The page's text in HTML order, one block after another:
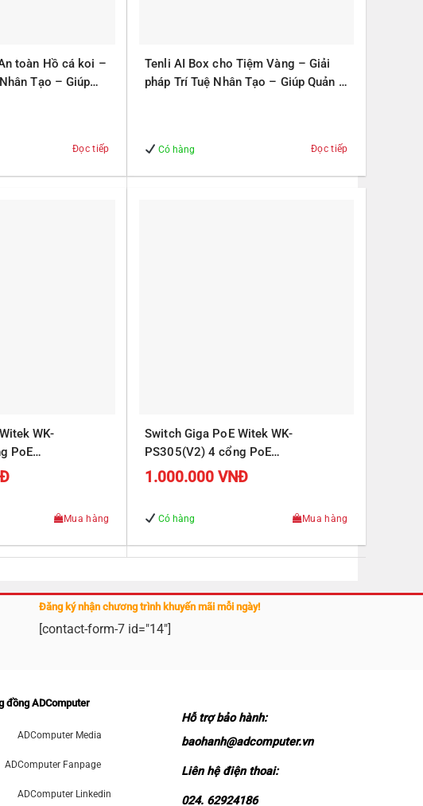
toàn Hồ cá koi –
Tạo – Giúp
Đọc tiếp
Tenli AI Box cho Tiệm Vàng – Giải
pháp Trí Tuệ Nhân Tạo – Giúp Quản lý
Có hàng Đọc tiếp
WK-
PoE
2 cổng RJ45
Mua hàng
Switch Giga PoE Witek WK-
PS305(V2) 4 cổng PoE
10/100/1000Mbps, 1 cổng RJ45
1.000.000VNĐ
Có hàng Mua hàng
Đăng ký nhận chương trình khuyến mãi mỗi ngày!
[contact-form-7 id="14"]
đồng ADComputer
ADComputer Media
ADComputer Fanpage
ADComputer Linkedin
Hỗ trợ bảo hành:
baohanh@adcomputer.vn
Liên hệ điện thoai:
024. 62924186